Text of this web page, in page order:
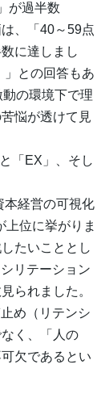
が過半数
、「40～59点
に達しまし
」との回答もあ
の環境下で理
悩が透けて見
「EX」、そし
本経営の可視化
上位に挙がりま
たいこととし
リテーション
られました。
め（リテンシ
く、「人の
欠であるとい